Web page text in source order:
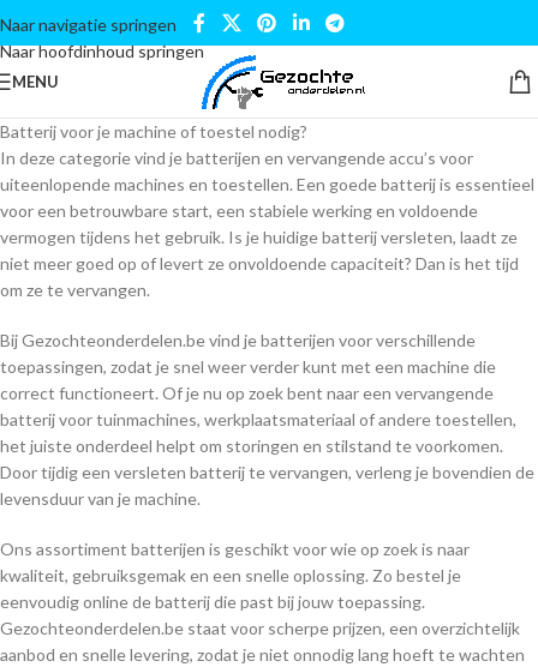
Naar navigatie springen
Naar hoofdinhoud springen
MENU
Batterij voor je machine of toestel nodig?
In deze categorie vind je batterijen en vervangende accu’s voor
uiteenlopende machines en toestellen. Een goede batterij is essentieel
voor een betrouwbare start, een stabiele werking en voldoende
vermogen tijdens het gebruik. Is je huidige batterij versleten, laadt ze
niet meer goed op of levert ze onvoldoende capaciteit? Dan is het tijd
om ze te vervangen.
Bij Gezochteonderdelen.be vind je batterijen voor verschillende
toepassingen, zodat je snel weer verder kunt met een machine die
correct functioneert. Of je nu op zoek bent naar een vervangende
batterij voor tuinmachines, werkplaatsmateriaal of andere toestellen,
het juiste onderdeel helpt om storingen en stilstand te voorkomen.
Door tijdig een versleten batterij te vervangen, verleng je bovendien de
levensduur van je machine.
Ons assortiment batterijen is geschikt voor wie op zoek is naar
kwaliteit, gebruiksgemak en een snelle oplossing. Zo bestel je
eenvoudig online de batterij die past bij jouw toepassing.
Gezochteonderdelen.be staat voor scherpe prijzen, een overzichtelijk
aanbod en snelle levering, zodat je niet onnodig lang hoeft te wachten